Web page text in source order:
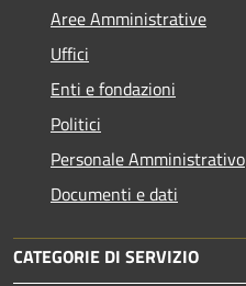
Aree Amministrative
Uffici
Enti e fondazioni
Politici
Personale Amministrativo
Documenti e dati
CATEGORIE DI SERVIZIO